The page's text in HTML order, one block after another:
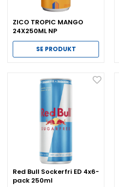
ZICO TROPIC MANGO
24X250ML NP
SE PRODUKT
Red Bull Sockerfri ED 4x6-
pack 250ml